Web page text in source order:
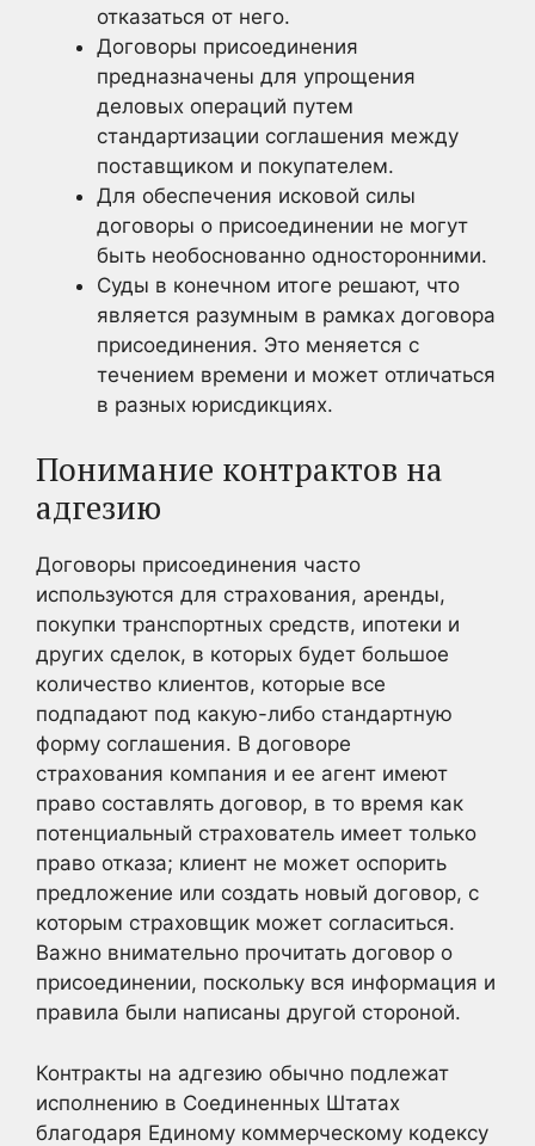
отказаться от него.
Договоры присоединения
предназначены для упрощения
деловых операций путем
стандартизации соглашения между
поставщиком и покупателем.
Для обеспечения исковой силы
договоры о присоединении не могут
быть необоснованно односторонними.
Суды в конечном итоге решают, что
является разумным в рамках договора
присоединения. Это меняется с
течением времени и может отличаться
в разных юрисдикциях.
Понимание контрактов на
адгезию
Договоры присоединения часто
используются для страхования, аренды,
покупки транспортных средств, ипотеки и
других сделок, в которых будет большое
количество клиентов, которые все
подпадают под какую-либо стандартную
форму соглашения. В договоре
страхования компания и ее агент имеют
право составлять договор, в то время как
потенциальный страхователь имеет только
право отказа; клиент не может оспорить
предложение или создать новый договор, с
которым страховщик может согласиться.
Важно внимательно прочитать договор о
присоединении, поскольку вся информация и
правила были написаны другой стороной.
Контракты на адгезию обычно подлежат
исполнению в Соединенных Штатах
благодаря Единому коммерческому кодексу